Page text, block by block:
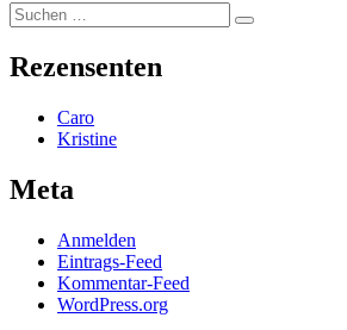
Suchen
nach:
Suchen
Rezensenten
Caro
Kristine
Meta
Anmelden
Eintrags-Feed
Kommentar-Feed
WordPress.org